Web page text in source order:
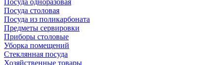
Посуда одноразовая
Посуда столовая
Посуда из поликарбоната
Предметы сервировки
Приборы столовые
Уборка помещений
Стеклянная посуда
Хозяйственные товары